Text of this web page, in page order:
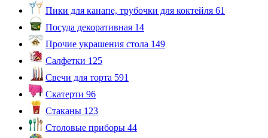
Пики для канапе, трубочки для коктейля 61
Посуда декоративная 14
Прочие украшения стола 149
Салфетки 125
Свечи для торта 591
Скатерти 96
Стаканы 123
Столовые приборы 44